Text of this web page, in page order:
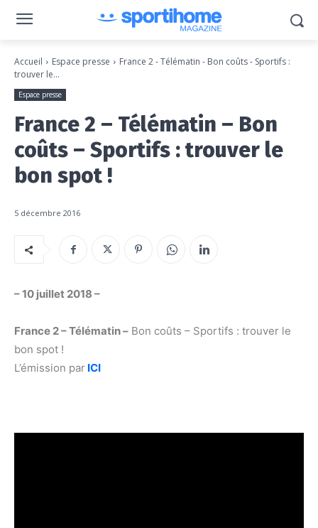
Accueil Espace presse
France 2 - Télématin - Bon coûts - Sportifs :
trouver le...
Espace presse
France 2 – Télématin – Bon
coûts – Sportifs : trouver le
bon spot !
5 décembre 2016
– 10 juillet 2018 –
France 2 – Télématin – Bon coûts – Sportifs : trouver le
bon spot !
L’émission par ICI